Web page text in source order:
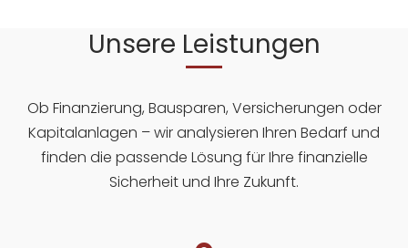
Unsere Leistungen
Ob Finanzierung, Bausparen, Versicherungen oder
Kapitalanlagen – wir analysieren Ihren Bedarf und
finden die passende Lösung für Ihre finanzielle
Sicherheit und Ihre Zukunft.